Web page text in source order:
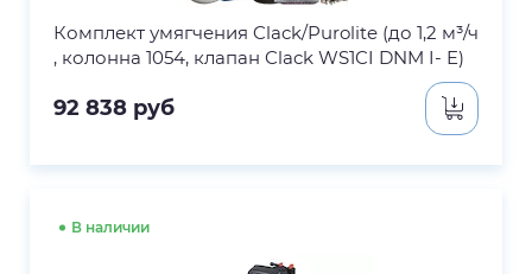
Комплект умягчения Clack/Purolite (до 1,2 м³/ч
, колонна 1054, клапан Clack WS1CI DNM I- E)
92 838 руб
В наличии